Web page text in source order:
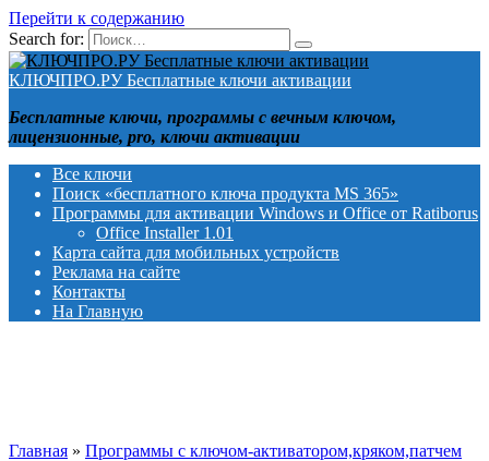
Перейти к содержанию
Search for:
КЛЮЧПРО.РУ Бесплатные ключи активации
Бесплатные ключи, программы с вечным ключом,
лицензионные, pro, ключи активации
Все ключи
Поиск «бесплатного ключа продукта MS 365»
Программы для активации Windows и Office от Ratiborus
Office Installer 1.01
Карта сайта для мобильных устройств
Реклама на сайте
Контакты
На Главную
Главная » Программы с ключом-активатором,кряком,патчем